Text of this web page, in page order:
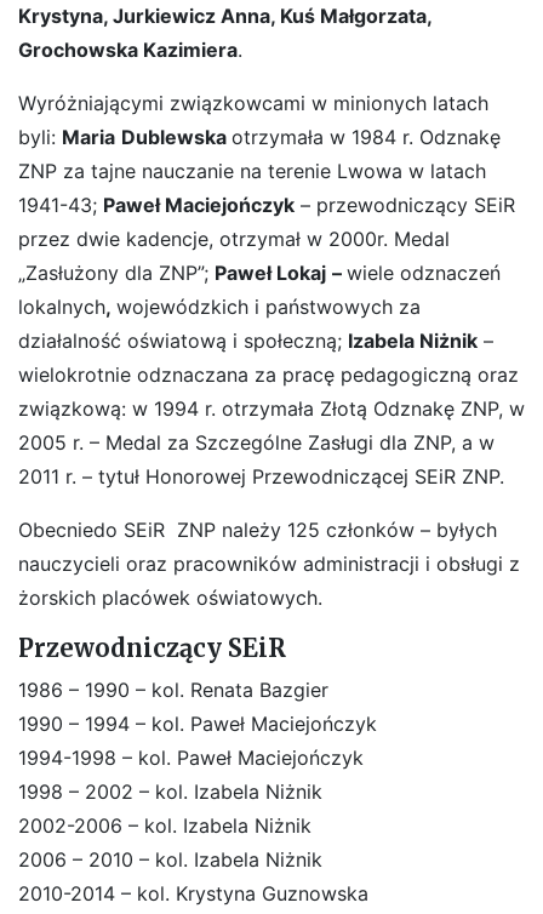
Krystyna, Jurkiewicz Anna, Kuś Małgorzata,
Grochowska Kazimiera.
Wyróżniającymi związkowcami w minionych latach
byli: Maria Dublewska otrzymała w 1984 r. Odznakę
ZNP za tajne nauczanie na terenie Lwowa w latach
1941-43; Paweł Maciejończyk – przewodniczący SEiR
przez dwie kadencje, otrzymał w 2000r. Medal
„Zasłużony dla ZNP”; Paweł Lokaj – wiele odznaczeń
lokalnych, wojewódzkich i państwowych za
działalność oświatową i społeczną; Izabela Niżnik –
wielokrotnie odznaczana za pracę pedagogiczną oraz
związkową: w 1994 r. otrzymała Złotą Odznakę ZNP, w
2005 r. – Medal za Szczególne Zasługi dla ZNP, a w
2011 r. – tytuł Honorowej Przewodniczącej SEiR ZNP.
Obecniedo SEiR ZNP należy 125 członków – byłych
nauczycieli oraz pracowników administracji i obsługi z
żorskich placówek oświatowych.
Przewodniczący SEiR
1986 – 1990 – kol. Renata Bazgier
1990 – 1994 – kol. Paweł Maciejończyk
1994-1998 – kol. Paweł Maciejończyk
1998 – 2002 – kol. Izabela Niżnik
2002-2006 – kol. Izabela Niżnik
2006 – 2010 – kol. Izabela Niżnik
2010-2014 – kol. Krystyna Guznowska